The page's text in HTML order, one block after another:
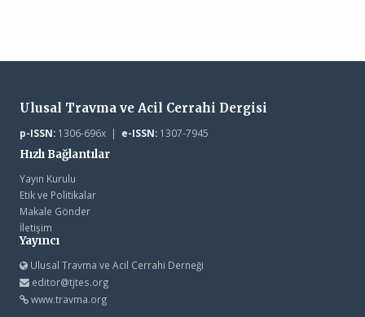
Ulusal Travma ve Acil Cerrahi Dergisi
p-ISSN:1306-696x | e-ISSN:1307-7945
Hızlı Bağlantılar
Yayın Kurulu
Etik ve Politikalar
Makale Gönder
İletişim
Yayıncı
Ulusal Travma ve Acil Cerrahi Derneği
editor@tjtes.org
www.travma.org